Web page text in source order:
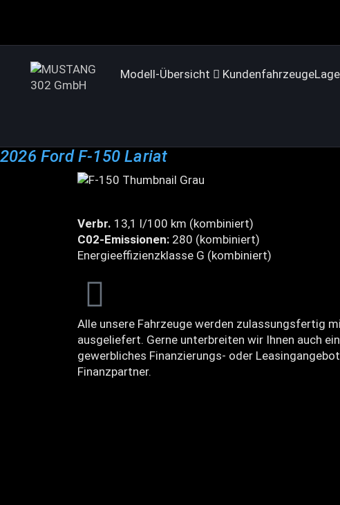
Modell-Übersicht Kundenfahrzeuge
2026 Ford F-150 Lariat
Verbr. 13,1 l/100 km (kombiniert)
C02-Emissionen: 280 (kombiniert)
Energieeffizienzklasse G (kombiniert)
Alle unsere Fahrzeuge werden zulassungsfertig
ausgeliefert. Gerne unterbreiten wir Ihnen auch
gewerbliches Finanzierungs- oder
Finanzpartner.